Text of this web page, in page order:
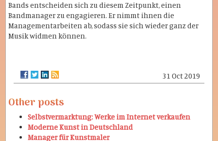
Bands entscheiden sich zu diesem Zeitpunkt, einen
Bandmanager zu engagieren. Er nimmt ihnen die
Managementarbeiten ab, sodass sie sich wieder ganz der
Musik widmen können.
31 Oct 2019
Other posts
Selbstvermarktung: Werke im Internet verkaufen
Moderne Kunst in Deutschland
Manager für Kunstmaler